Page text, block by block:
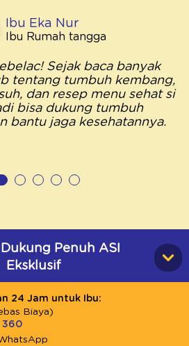
Ibu Eka Nur
Ibu Rumah tangga
Sejak baca banyak
tentang tumbuh kembang,
dan resep menu sehat si
bisa dukung tumbuh
bantu jaga kesehatannya.
Penuh ASI
Eksklusif
24 Jam untuk Ibu:
Biaya)
360